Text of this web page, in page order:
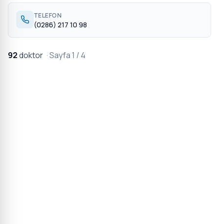
TELEFON
(0286) 217 10 98
92doktor · Sayfa 1 / 4